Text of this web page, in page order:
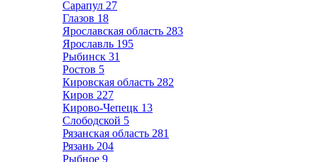
Сарапул 27
Глазов 18
Ярославская область 283
Ярославль 195
Рыбинск 31
Ростов 5
Кировская область 282
Киров 227
Кирово-Чепецк 13
Слободской 5
Рязанская область 281
Рязань 204
Рыбное 9